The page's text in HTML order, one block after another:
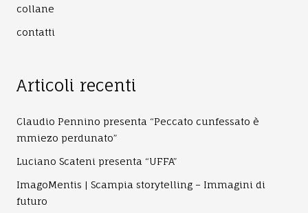
collane
contatti
Articoli recenti
Claudio Pennino presenta “Peccato cunfessato è
mmiezo perdunato”
Luciano Scateni presenta “UFFA”
ImagoMentis | Scampia storytelling – Immagini di
futuro